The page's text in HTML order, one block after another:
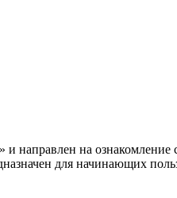
и направлен на
для начинающих